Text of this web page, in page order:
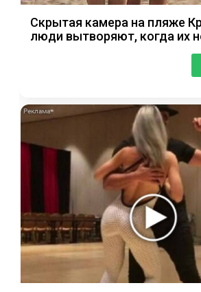
Скрытая камера на пляже
люди вытворяют, когда их